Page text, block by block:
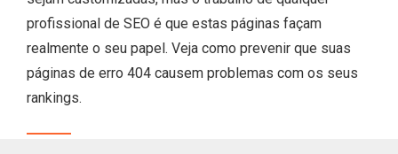
profissional de SEO é que estas páginas façam
realmente o seu papel. Veja como prevenir que suas
páginas de erro 404 causem problemas com os seus
rankings.